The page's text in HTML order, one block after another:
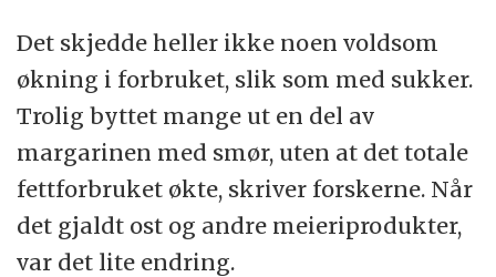
Det skjedde heller ikke noen voldsom
økning i forbruket, slik som med sukker.
Trolig byttet mange ut en del av
margarinen med smør, uten at det totale
fettforbruket økte, skriver forskerne. Når
det gjaldt ost og andre meieriprodukter,
var det lite endring.